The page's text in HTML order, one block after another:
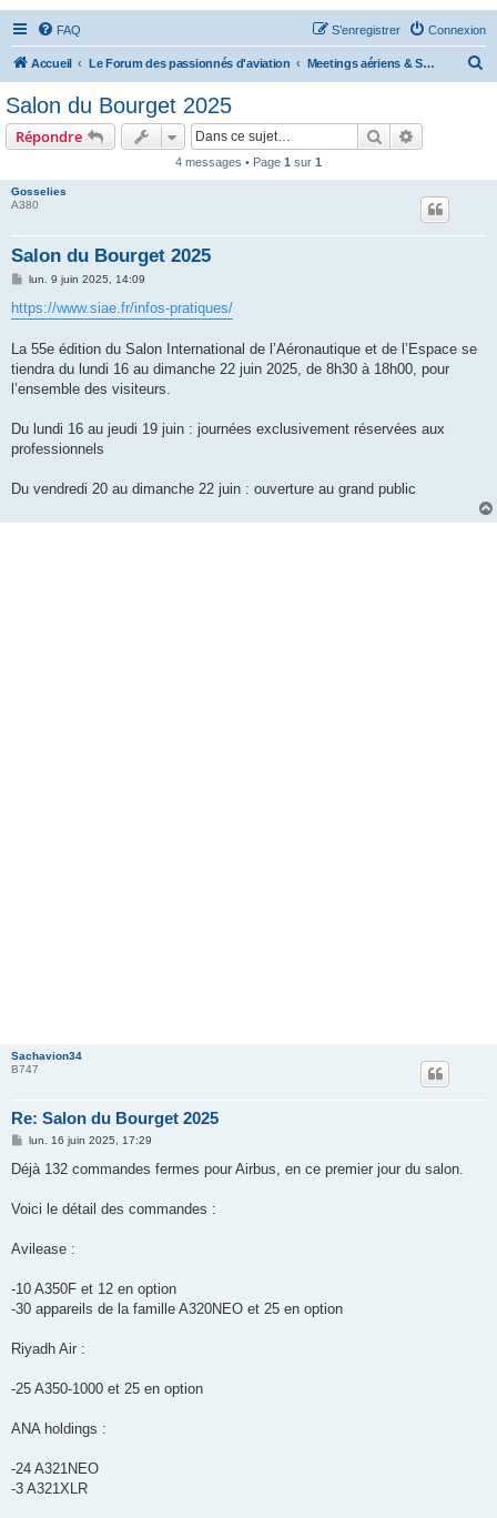
FAQ Connexion
S’enregistrer
Accueil Le Forum des passionnés d'aviation Meetings aériens & Salons Aéronautiques
Salon du Bourget 2025
Répondre Rechercher
4 messages • Page 1 sur 1
Gosselies
A380
Salon du Bourget 2025
M
s
s
g
e
lun. 9 juin 2025, 14:09
https://www.siae.fr/infos-pratiques/
La 55e édition du Salon International de l’Aéronautique et de l’Espace se
tiendra du lundi 16 au dimanche 22 juin 2025, de 8h30 à 18h00, pour
l’ensemble des visiteurs.
Du lundi 16 au jeudi 19 juin : journées exclusivement réservées aux
professionnels
Du vendredi 20 au dimanche 22 juin : ouverture au grand public
Sachavion34
B747
Re: Salon du Bourget 2025
M
s
s
g
lun. 16 juin 2025, 17:29
Déjà 132 commandes fermes pour Airbus, en ce premier jour du salon.
Voici le détail des commandes :
Avilease :
-10 A350F et 12 en option
-30 appareils de la famille A320NEO et 25 en option
Riyadh Air :
-25 A350-1000 et 25 en option
ANA holdings :
-24 A321NEO
-3 A321XLR